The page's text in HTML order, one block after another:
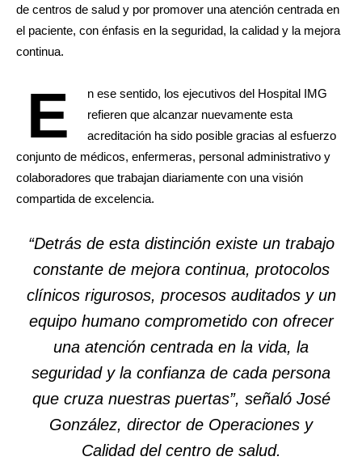
de centros de salud y por promover una atención centrada en
el paciente, con énfasis en la seguridad, la calidad y la mejora
continua.
E
n ese sentido, los ejecutivos del Hospital IMG
refieren que alcanzar nuevamente esta
acreditación ha sido posible gracias al esfuerzo
conjunto de médicos, enfermeras, personal administrativo y
colaboradores que trabajan diariamente con una visión
compartida de excelencia.
“Detrás de esta distinción existe un trabajo
constante de mejora continua, protocolos
clínicos rigurosos, procesos auditados y un
equipo humano comprometido con ofrecer
una atención centrada en la vida, la
seguridad y la confianza de cada persona
que cruza nuestras puertas”, señaló José
González, director de Operaciones y
Calidad del centro de salud.